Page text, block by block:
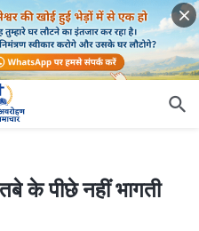
के पीछे नहीं भागती